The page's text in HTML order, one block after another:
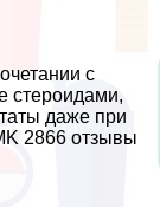
с
стероидами,
даже при
2866 отзывы